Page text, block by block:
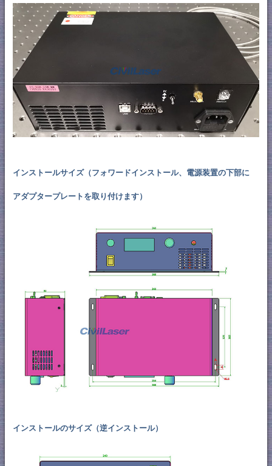
インストールサイズ（フォワードインストール、電源装置の下部に
アダプタープレートを取り付けます）
インストールのサイズ（逆インストール）